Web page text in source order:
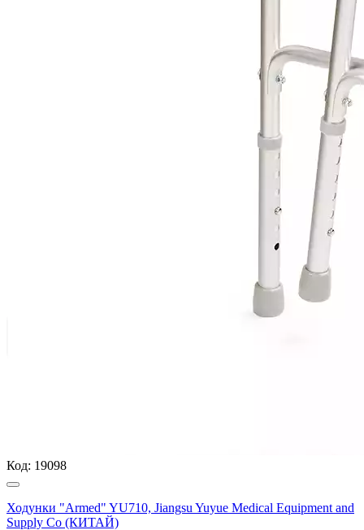
Код: 19098
Ходунки "Armed" YU710, Jiangsu Yuyue Medical Equipment and
Supply Co (КИТАЙ)